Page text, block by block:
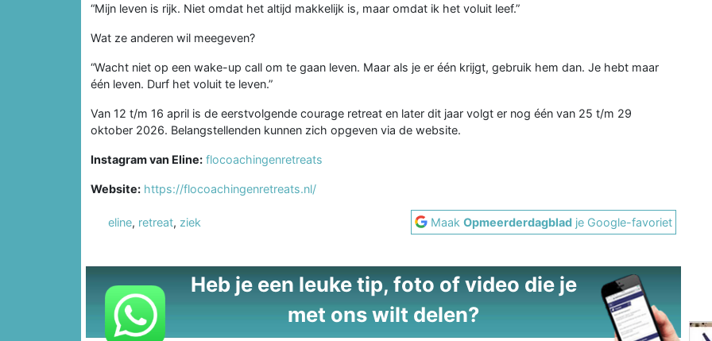
“Mijn leven is rijk. Niet omdat het altijd makkelijk is, maar omdat ik het voluit leef.”
Wat ze anderen wil meegeven?
“Wacht niet op een wake-up call om te gaan leven. Maar als je er één krijgt, gebruik hem dan. Je hebt maar
één leven. Durf het voluit te leven.”
Van 12 t/m 16 april is de eerstvolgende courage retreat en later dit jaar volgt er nog één van 25 t/m 29
oktober 2026. Belangstellenden kunnen zich opgeven via de website.
Instagram van Eline: flocoachingenretreats
Website: https://flocoachingenretreats.nl/
eline, retreat, ziek MaakOpmeerderdagblad je Google-favoriet
Heb je een leuke tip, foto of video die je
met ons wilt delen?